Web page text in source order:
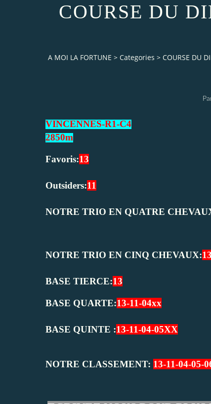
COURSE DU
A MOI LA FORTUNE > Categories > COURSE DU
VINCENNES-R1-C4
2850m
Favoris:13
Outsiders:11
NOTRE TRIO EN QUATRE
NOTRE TRIO EN CINQ CHEVAUX:
BASE TIERCE:13
BASE QUARTE:13-11-04xx
BASE QUINTE :13-11-04-05XX
NOTRE CLASSEMENT: 13-11-04-05-